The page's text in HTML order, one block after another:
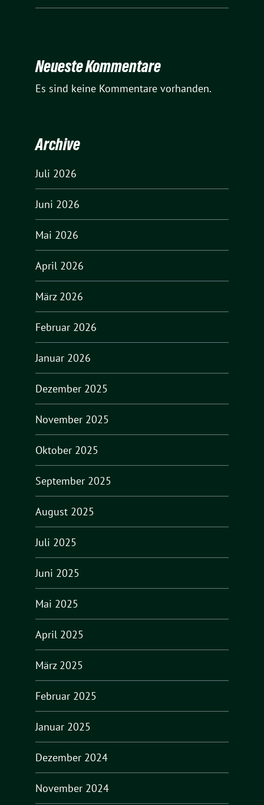
Neueste Kommentare
Es sind keine Kommentare vorhanden.
Archive
Juli 2026
Juni 2026
Mai 2026
April 2026
März 2026
Februar 2026
Januar 2026
Dezember 2025
November 2025
Oktober 2025
September 2025
August 2025
Juli 2025
Juni 2025
Mai 2025
April 2025
März 2025
Februar 2025
Januar 2025
Dezember 2024
November 2024